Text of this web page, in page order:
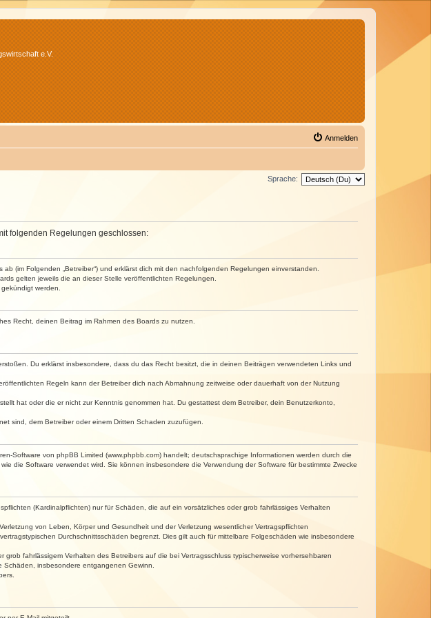
e.V.
Anmelden
Sprache:
folgenden Regelungen geschlossen:
(im Folgenden „Betreiber“) und erklärst dich mit den nachfolgenden Regelungen einverstanden.
gelten jeweils die an dieser Stelle veröffentlichten Regelungen.
werden.
Recht, deinen Beitrag im Rahmen des Boards zu nutzen.
Du erklärst insbesondere, dass du das Recht besitzt, die in deinen Beiträgen verwendeten Links und
Regeln kann der Betreiber dich nach Abmahnung zeitweise oder dauerhaft von der Nutzung
hat oder die er nicht zur Kenntnis genommen hat. Du gestattest dem Betreiber, dein Benutzerkonto,
sind, dem Betreiber oder einem Dritten Schaden zuzufügen.
Software von phpBB Limited (www.phpbb.com) handelt; deutschsprachige Informationen werden durch die
die Software verwendet wird. Sie können insbesondere die Verwendung der Software für bestimmte Zwecke
(Kardinalpflichten) nur für Schäden, die auf ein vorsätzliches oder grob fahrlässiges Verhalten
von Leben, Körper und Gesundheit und der Verletzung wesentlicher Vertragspflichten
Durchschnittsschäden begrenzt. Dies gilt auch für mittelbare Folgeschäden wie insbesondere
fahrlässigem Verhalten des Betreibers auf die bei Vertragsschluss typischerweise vorhersehbaren
insbesondere entgangenen Gewinn.